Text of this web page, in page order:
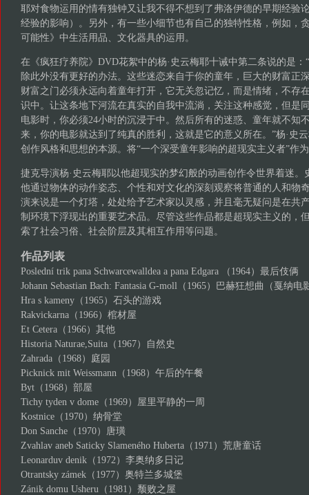
耶对食物运用的情有独钟又让我不得不想到了弗洛伊德的早期经验
经验的影响）。另外，有一些小细节也有自己的独特性格，例如，
可能性》中生活用品、文化器具的运用。
在《疯狂疗养院》DVD花絮中的杨·史云梅耶十诫中第二条说的是
除此外没有更好的办法。这些迷恋来自于你的童年，巨大的财富正
财富之门必须永远向着童年打开，它无关忽记忆，而是情绪，不存
识中。让这条地下河流在真实的自我中流淌，关注这种感觉，但是
电影时，你必须24小时的沉浸于中。然后所有的迷惑、童年就不知
来，你的电影就达到了纯真的胜利，这就是它的意义所在。”杨·史
创作风格和思想的本源。将“一个深受童年影响的超现实主义者”作
捷克导演杨·史云梅耶以他超现实的梦幻般的动画创作令世界着迷。
他通过物体的动作姿态、个性和对文化的深刻观察将普通的人和物
演来说是一个灯塔，处处给予艺术家以灵感，并且毫无疑问是在共
制环境下浮现出的重要艺术品。尽管这些作品都是超现实主义的，
索了社会习俗、社会阶层及其相互作用等问题。
作品列表
Poslední trik pana Schwarcewalldea a pana Edgara （1964）最后伎俩
Johann Sebastian Bach: Fantasia G-moll（1965）巴赫狂想曲（戛纳
Hra s kameny（1965）石头的游戏
Rakvickarna（1966）棺材屋
Et Cetera（1966）其他
Historia Naturae,Suita（1967）自然史
Zahrada（1968）庭园
Picknick mit Weissmann（1968）午后的午餐
Byt（1968）部屋
Tichy tyden v dome（1969）屋里平静的一周
Kostnice（1970）纳骨堂
Don Sanche（1970）唐璜
Zvahlav aneb Saticky Slameného Huberta（1971）荒唐童话
Leonarduv denik（1972）李奥纳多日记
Otrantsky zámek（1977）奥特兰多城堡
Zánik domu Usheru（1981）颓败之屋